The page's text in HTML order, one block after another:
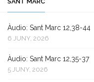
Àudio: Sant Marc 12,38-44
6 JUNY, 2026
Àudio: Sant Marc 12,35-37
5 JUNY, 2026